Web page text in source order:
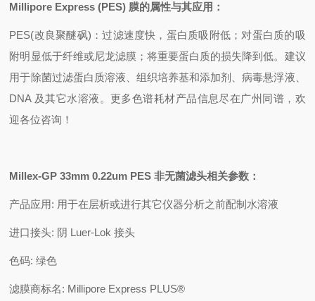
Millipore Express (PES) 膜的属性与其应用：
PES(改良聚醚砜)：过滤速度快，蛋白质吸附低；对蛋白质的吸
附明显低于纤维或尼龙滤膜；将重要蛋白质的损失降到低。建议
用于除菌过滤蛋白质溶液、组织培养基和添加剂、病毒悬浮液、
DNA 及其它水溶液。更多色谱耗材产品信息尽在广州同谱，欢
迎各位咨询！
Millex-GP 33mm 0.22um PES非无菌滤头相关参数：
产品应用: 用于在层析或进行其它仪器分析之前配制水溶液
进口接头: 阴 Luer-Lok 接头
色码: 绿色
滤膜商标名: Millipore Express PLUS®